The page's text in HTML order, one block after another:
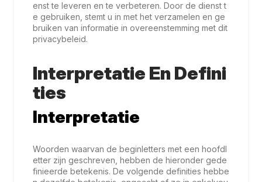
enst te leveren en te verbeteren. Door de dienst t
e gebruiken, stemt u in met het verzamelen en ge
bruiken van informatie in overeenstemming met dit
privacybeleid.
Interpretatie En Defini
Ties
Interpretatie
Woorden waarvan de beginletters met een hoofdl
etter zijn geschreven, hebben de hieronder gede
finieerde betekenis. De volgende definities hebbe